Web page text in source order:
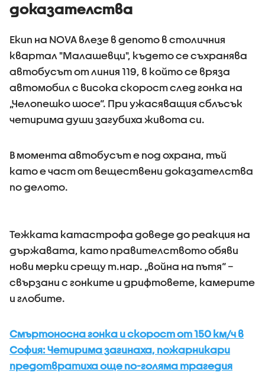
доказателства
Екип на NOVA влезе в депото в столичния
квартал "Малашевци", където се съхранява
автобусът от линия 119, в който се вряза
автомобил с висока скорост след гонка на
„Челопешко шосе“. При ужасяващия сблъсък
четирима души загубиха живота си.
В момента автобусът е под охрана, тъй
като е част от веществени доказателства
по делото.
Тежката катастрофа доведе до реакция на
държавата, като правителството обяви
нови мерки срещу т.нар. „война на пътя“ –
свързани с гонките и дрифтовете, камерите
и глобите.
Смъртоносна гонка и скорост от 150 км/ч в
София: Четирима загинаха, пожарникари
предотвратиха още по-голяма трагедия